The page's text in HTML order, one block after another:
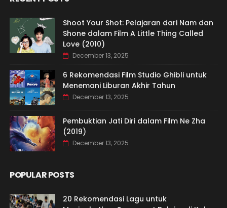
Shoot Your Shot: Pelajaran dari Nam dan
Shone dalam Film A Little Thing Called
Love (2010)
December 13, 2025
6 Rekomendasi Film Studio Ghibli untuk
Menemani Liburan Akhir Tahun
December 13, 2025
Pembuktian Jati Diri dalam Film Ne Zha
(2019)
December 13, 2025
POPULAR POSTS
20 Rekomendasi Lagu untuk